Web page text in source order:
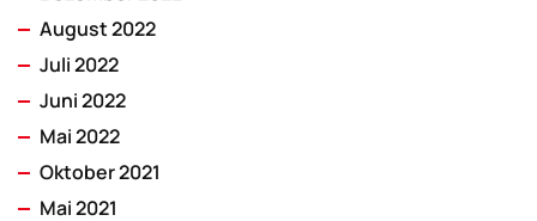
August 2022
Juli 2022
Juni 2022
Mai 2022
Oktober 2021
Mai 2021